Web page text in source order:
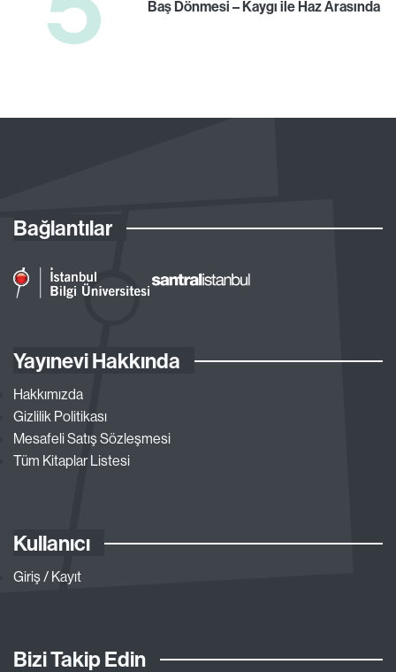
Baş Dönmesi – Kaygı ile Haz Arasında
Bağlantılar
Yayınevi Hakkında
Hakkımızda
Gizlilik Politikası
Mesafeli Satış Sözleşmesi
Tüm Kitaplar Listesi
Kullanıcı
Giriş / Kayıt
Bizi Takip Edin